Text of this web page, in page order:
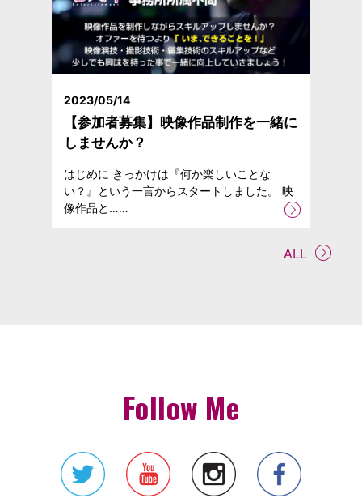
2023/05/14
【参加者募集】映像作品制作を一緒に
しませんか？
はじめに きっかけは『何か楽しいことな
い？』という一言からスタートしました。 映
像作品と……
ALL
Follow Me